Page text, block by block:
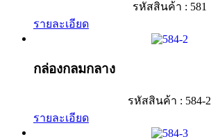
รหัสสินค้า : 581
รายละเอียด
กล่องกลมกลาง
รหัสสินค้า : 584-2
รายละเอียด